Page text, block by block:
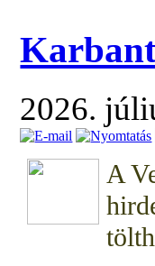
2026.
A